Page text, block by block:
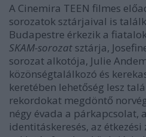
A Cinemira TEEN filmes
sorozatok sztárjaival is
Budapestre érkezik a
SKAM-sorozat sztárja,
sorozat alkotója, Julie
közönségtalálkozó és
keretében lehetőség lesz
rekordokat megdöntő
négy évada a párkapcsolat,
identitáskeresés, az